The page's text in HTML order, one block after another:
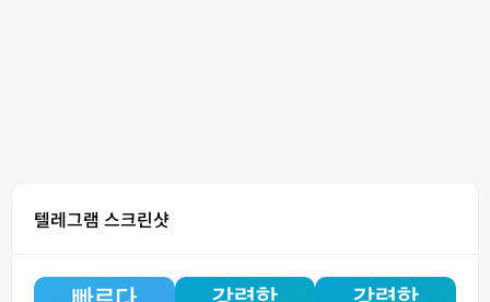
텔레그램 스크린샷